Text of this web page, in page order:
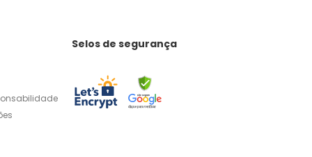
Selos de segurança